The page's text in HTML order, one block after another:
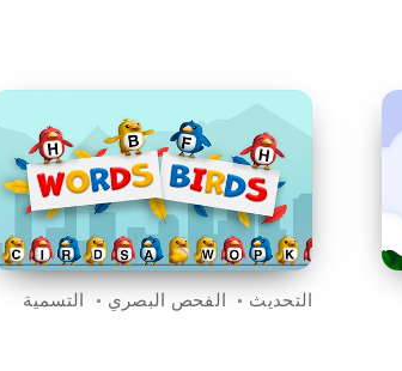
التحديث الفحص البصري التسمية